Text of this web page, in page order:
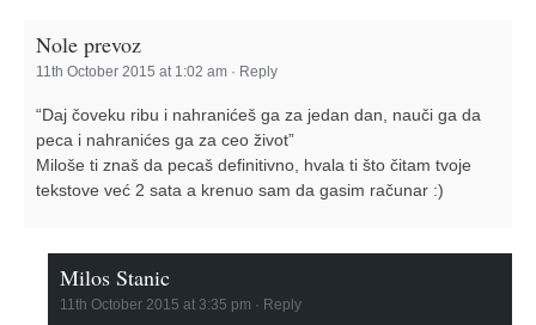
Nole prevoz
11th October 2015 at 1:02 am · Reply
“Daj čoveku ribu i nahranićeš ga za jedan dan, nauči ga da
peca i nahranićes ga za ceo život”
Miloše ti znaš da pecaš definitivno, hvala ti što čitam tvoje
tekstove već 2 sata a krenuo sam da gasim računar :)
Milos Stanic
11th October 2015 at 3:35 pm · Reply